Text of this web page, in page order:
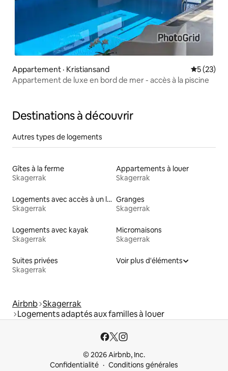
Appartement · Kristiansand Note
5 (23)
Appartement de luxe en bord de mer - accès à la piscine
Destinations à découvrir
Autres types de logements
Gîtes à la ferme
Skagerrak
Appartements à louer
Skagerrak
Logements avec accès à un lac
Skagerrak
Granges
Skagerrak
Logements avec kayak
Skagerrak
Micromaisons
Skagerrak
Suites privées
Skagerrak
Voir plus d'éléments
Airbnb Skagerrak
Logements adaptés aux familles à louer
© 2026 Airbnb, Inc.
Confidentialité
Conditions générales